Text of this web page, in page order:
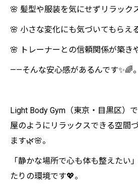
🌸 髪型や服装を気にせずリラック
🌸 小さな変化にも気づいてもらえ
🌸 トレーナーとの信頼関係が築き
——そんな安心感があるんです✨🌈。
Light Body Gym（東京・目黒区）
屋のようにリラックスできる空間
ます🌿🌸。
「静かな場所で心も体も整えたい
たりの環境です💖。